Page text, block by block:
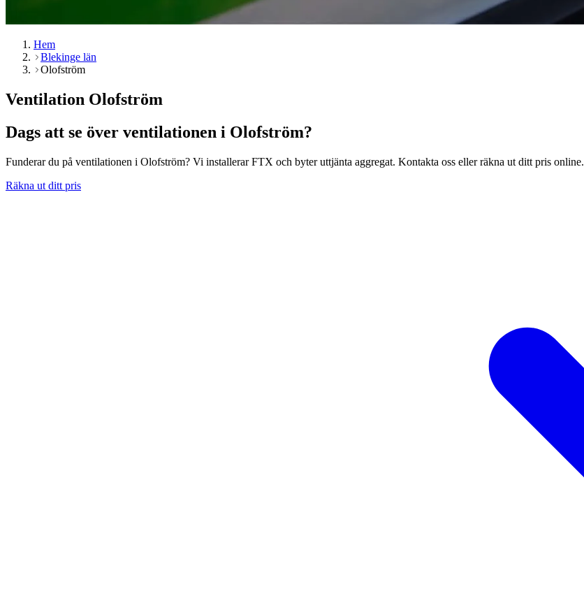
Hem
Blekinge län
Olofström
Ventilation Olofström
Dags att se över ventilationen i Olofström?
Funderar du på ventilationen i Olofström? Vi installerar FTX och byter uttjänta aggregat. Kontakta oss eller räkna ut ditt pris online.
Räkna ut ditt pris